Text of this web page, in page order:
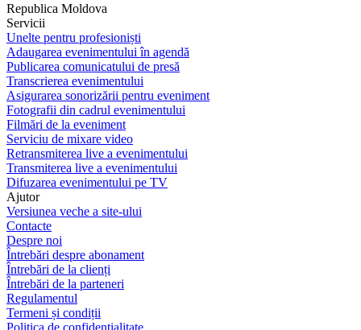
Republica Moldova
Servicii
Unelte pentru profesioniști
Adaugarea evenimentului în agendă
Publicarea comunicatului de presă
Transcrierea evenimentului
Asigurarea sonorizării pentru eveniment
Fotografii din cadrul evenimentului
Filmări de la eveniment
Serviciu de mixare video
Retransmiterea live a evenimentului
Transmiterea live a evenimentului
Difuzarea evenimentului pe TV
Ajutor
Versiunea veche a site-ului
Contacte
Despre noi
Întrebări despre abonament
Întrebări de la clienți
Întrebări de la parteneri
Regulamentul
Termeni și condiții
Politica de confidențialitate